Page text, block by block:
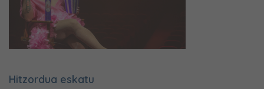
Hitzordua eskatu